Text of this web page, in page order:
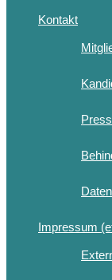
Kontakt
Impressum